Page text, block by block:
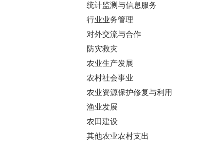
统计监测与信息服务
行业业务管理
对外交流与合作
防灾救灾
农业生产发展
农村社会事业
农业资源保护修复与利用
渔业发展
农田建设
其他农业农村支出